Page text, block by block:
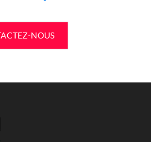
NOUS